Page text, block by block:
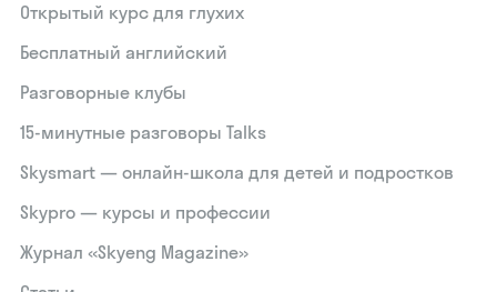
Открытый курс для глухих
Бесплатный английский
Разговорные клубы
15‑минутные разговоры Talks
Skysmart — онлайн-школа для детей и подростков
Skypro — курсы и профессии
Журнал «Skyeng Magazine»